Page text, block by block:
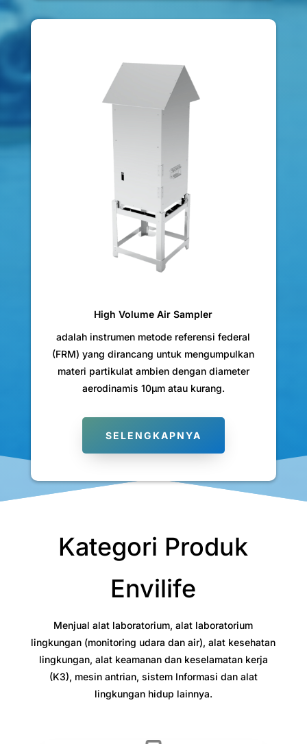
High Volume Air Sampler
adalah instrumen metode referensi federal
(FRM) yang dirancang untuk mengumpulkan
materi partikulat ambien dengan diameter
aerodinamis 10µm atau kurang.
SELENGKAPNYA
Kategori Produk
Envilife
Menjual alat laboratorium, alat laboratorium
lingkungan (monitoring udara dan air), alat kesehatan
lingkungan, alat keamanan dan keselamatan kerja
(K3), mesin antrian, sistem Informasi dan alat
lingkungan hidup lainnya.